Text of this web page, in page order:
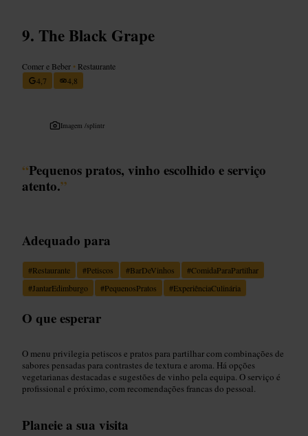
The Black Grape
Comer e Beber • Restaurante
4,7
4,8
Imagem /splintr
“Pequenos pratos, vinho escolhido e serviço
atento.”
Adequado para
#Restaurante #Petiscos #BarDeVinhos #ComidaParaPartilhar
#JantarEdimburgo #PequenosPratos #ExperiênciaCulinária
O que esperar
O menu privilegia petiscos e pratos para partilhar com combinações de
sabores pensadas para contrastes de textura e aroma. Há opções
vegetarianas destacadas e sugestões de vinho pela equipa. O serviço é
profissional e próximo, com recomendações francas do pessoal.
Planeie a sua visita